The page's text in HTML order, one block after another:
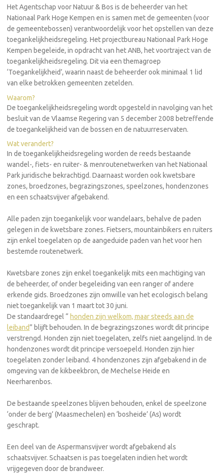
Het Agentschap voor Natuur & Bos is de beheerder van het
Nationaal Park Hoge Kempen en is samen met de gemeenten (voor
de gemeentebossen) verantwoordelijk voor het opstellen van deze
toegankelijkheidsregeling. Het projectbureau Nationaal Park Hoge
Kempen begeleide, in opdracht van het ANB, het voortraject van de
toegankelijkheidsregeling. Dit via een themagroep
‘Toegankelijkheid’, waarin naast de beheerder ook minimaal 1 lid
van elke betrokken gemeenten zetelden.
Waarom?
De toegankelijkheidsregeling wordt opgesteld in navolging van het
besluit van de Vlaamse Regering van 5 december 2008 betreffende
de toegankelijkheid van de bossen en de natuurreservaten.
Wat verandert?
In de toegankelijkheidsregeling worden de reeds bestaande
wandel-, fiets- en ruiter- & menroutenetwerken van het Nationaal
Park juridische bekrachtigd. Daarnaast worden ook kwetsbare
zones, broedzones, begrazingszones, speelzones, hondenzones
en een schaatsvijver afgebakend.
Alle paden zijn toegankelijk voor wandelaars, behalve de paden
gelegen in de kwetsbare zones. Fietsers, mountainbikers en ruiters
zijn enkel toegelaten op de aangeduide paden van het voor hen
bestemde routenetwerk.
Kwetsbare zones zijn enkel toegankelijk mits een machtiging van
de beheerder, of onder begeleiding van een ranger of andere
erkende gids. Broedzones zijn omwille van het ecologisch belang
niet toegankelijk van 1 maart tot 30 juni.
De standaardregel “ honden zijn welkom, maar steeds aan de
leiband” blijft behouden. In de begrazingszones wordt dit principe
verstrengd. Honden zijn niet toegelaten, zelfs niet aangelijnd. In de
hondenzones wordt dit principe versoepeld. Honden zijn hier
toegelaten zonder leiband. 4 hondenzones zijn afgebakend in de
omgeving van de kikbeekbron, de Mechelse Heide en
Neerharenbos.
De bestaande speelzones blijven behouden, enkel de speelzone
‘onder de berg’ (Maasmechelen) en ‘bosheide’ (As) wordt
geschrapt.
Een deel van de Aspermansvijver wordt afgebakend als
schaatsvijver. Schaatsen is pas toegelaten indien het wordt
vrijgegeven door de brandweer.